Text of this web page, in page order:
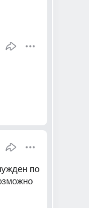
по